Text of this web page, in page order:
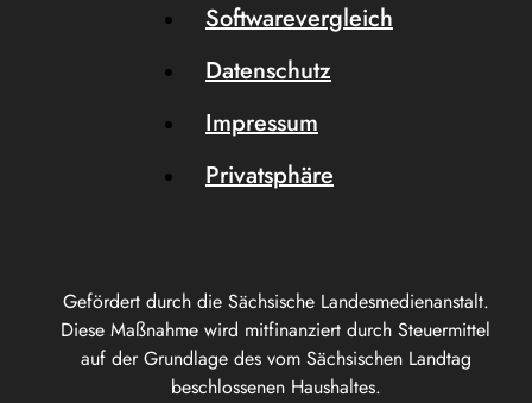
Gefördert durch die Sächsische Landesmedienanstalt.
Diese Maßnahme wird mitfinanziert durch Steuermittel
auf der Grundlage des vom Sächsischen Landtag
beschlossenen Haushaltes.
Softwarevergleich
Datenschutz
Impressum
Privatsphäre